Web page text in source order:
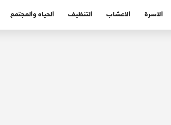
الاسرة الاعشاب التنظيف الحياه والمجتمع